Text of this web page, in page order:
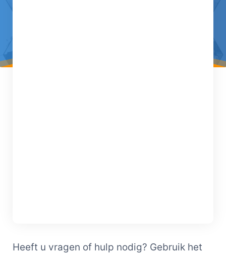
Heeft u vragen of hulp nodig? Gebruik het